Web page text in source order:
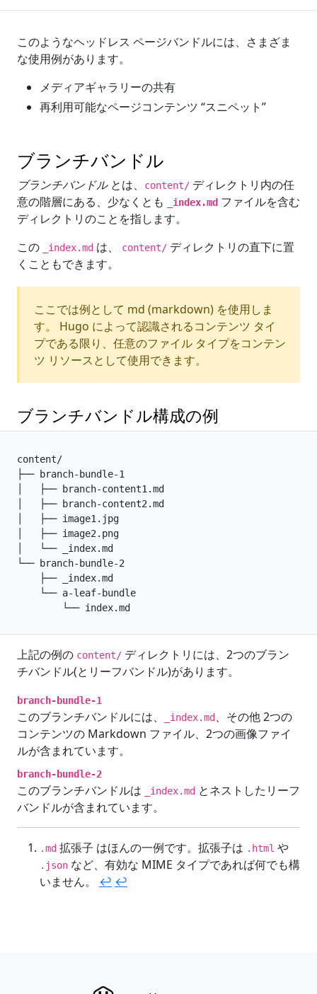
このようなヘッドレス ページバンドルには、さまざま
な使用例があります。
メディアギャラリーの共有
再利用可能なページコンテンツ “スニペット”
ブランチバンドル
ブランチバンドルとは、 content/ ディレクトリ内の任
意の階層にある、少なくとも
_index.md ファイルを含む
ディレクトリのことを指します。
この
_index.md は、 content/ ディレクトリの直下に置
くこともできます。
ここでは例として md (markdown) を使用しま
す。 Hugo によって認識されるコンテンツ タイ
プである限り、任意のファイル タイプをコンテン
ツ リソースとして使用できます。
ブランチバンドル構成の例
上記の例の content/ ディレクトリには、2つのブラン
チバンドル(とリーフバンドル)があります。
branch-bundle-1
このブランチバンドルには、 _index.md、その他 2つの
コンテンツの Markdown ファイル、2つの画像ファイ
ルが含まれています。
branch-bundle-2
このブランチバンドルは _index.md とネストしたリーフ
バンドルが含まれています。
.md 拡張子 はほんの一例です。拡張子は .html や
.json など、有効な MIME タイプであれば何でも構
いません。 ↩︎ ↩︎